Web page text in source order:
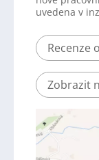
uvedena v
Recenze
Zobrazit